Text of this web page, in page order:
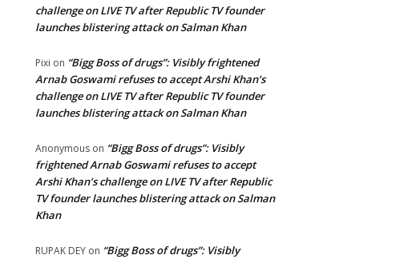
challenge on LIVE TV after Republic TV founder
launches blistering attack on Salman Khan
Pixi on “Bigg Boss of drugs”: Visibly frightened
Arnab Goswami refuses to accept Arshi Khan’s
challenge on LIVE TV after Republic TV founder
launches blistering attack on Salman Khan
Anonymous on “Bigg Boss of drugs”: Visibly
frightened Arnab Goswami refuses to accept
Arshi Khan’s challenge on LIVE TV after Republic
TV founder launches blistering attack on Salman
Khan
RUPAK DEY on “Bigg Boss of drugs”: Visibly